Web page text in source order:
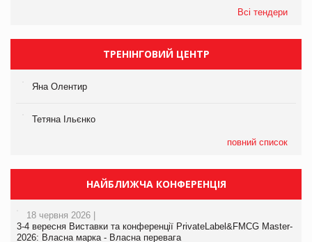
Всі тендери
ТРЕНІНГОВИЙ ЦЕНТР
Яна Олентир
Тетяна Ільєнко
повний список
НАЙБЛИЖЧА КОНФЕРЕНЦІЯ
18 червня 2026 |
3-4 вересня Виставки та конференції PrivateLabel&FMCG Master-
2026: Власна марка - Власна перевага